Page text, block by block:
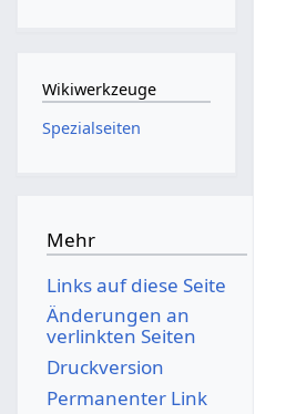
Wikiwerkzeuge
Spezialseiten
Mehr
Links auf diese Seite
Änderungen an
verlinkten Seiten
Druckversion
Permanenter Link